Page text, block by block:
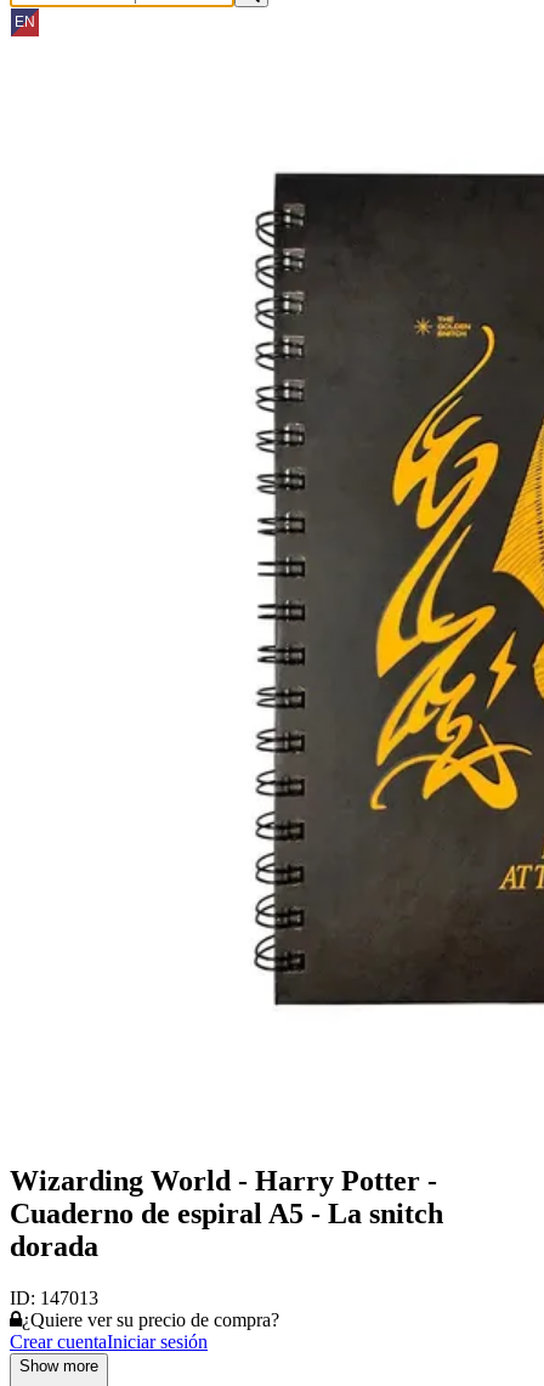
Wizarding World - Harry Potter -
Cuaderno de espiral A5 - La snitch
dorada
ID: 147013
¿Quiere ver su precio de compra?
Crear cuentaIniciar sesión
Show more